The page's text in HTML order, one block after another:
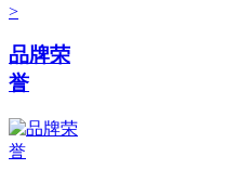
>
品牌荣
誉